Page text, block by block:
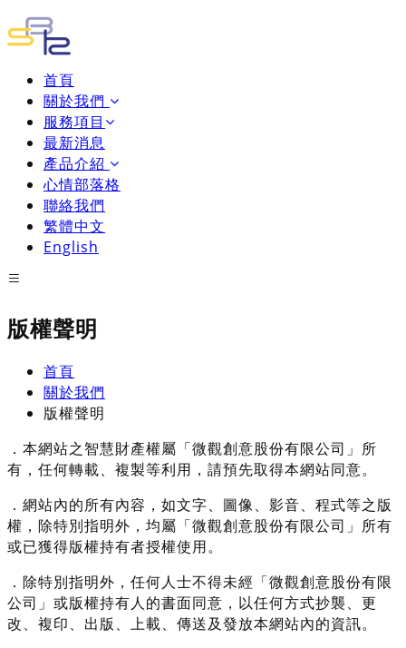
首頁
關於我們
服務項目
最新消息
產品介紹
心情部落格
聯絡我們
繁體中文
English
版權聲明
首頁
關於我們
版權聲明
．本網站之智慧財產權屬「微觀創意股份有限公司」所
有，任何轉載、複製等利用，請預先取得本網站同意。
．網站內的所有內容，如文字、圖像、影音、程式等之版
權，除特別指明外，均屬「微觀創意股份有限公司」所有
或已獲得版權持有者授權使用。
．除特別指明外，任何人士不得未經「微觀創意股份有限
公司」或版權持有人的書面同意，以任何方式抄襲、更
改、複印、出版、上載、傳送及發放本網站內的資訊。